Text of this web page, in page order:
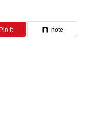
Pin it note